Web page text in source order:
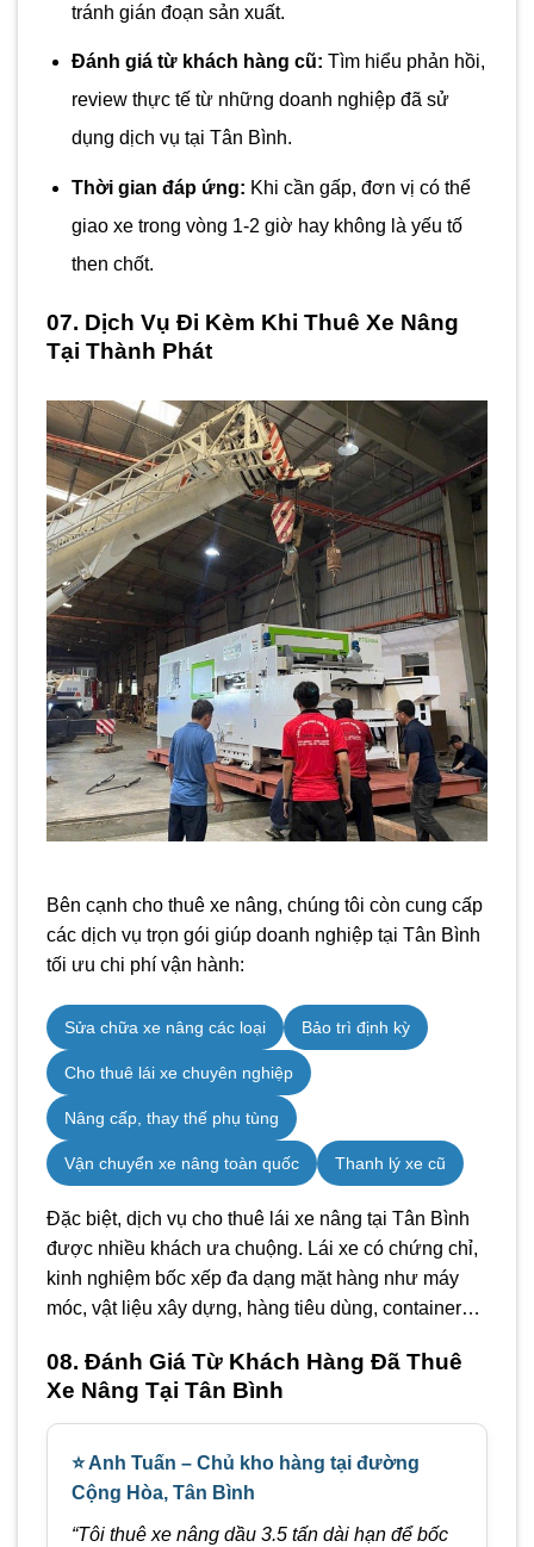
tránh gián đoạn sản xuất.
Đánh giá từ khách hàng cũ: Tìm hiểu phản hồi,
review thực tế từ những doanh nghiệp đã sử
dụng dịch vụ tại Tân Bình.
Thời gian đáp ứng: Khi cần gấp, đơn vị có thể
giao xe trong vòng 1-2 giờ hay không là yếu tố
then chốt.
07. Dịch Vụ Đi Kèm Khi Thuê Xe Nâng
Tại Thành Phát
Bên cạnh cho thuê xe nâng, chúng tôi còn cung cấp
các dịch vụ trọn gói giúp doanh nghiệp tại Tân Bình
tối ưu chi phí vận hành:
Sửa chữa xe nâng các loại Bảo trì định kỳ
Cho thuê lái xe chuyên nghiệp
Nâng cấp, thay thế phụ tùng
Vận chuyển xe nâng toàn quốc Thanh lý xe cũ
Đặc biệt, dịch vụ cho thuê lái xe nâng tại Tân Bình
được nhiều khách ưa chuộng. Lái xe có chứng chỉ,
kinh nghiệm bốc xếp đa dạng mặt hàng như máy
móc, vật liệu xây dựng, hàng tiêu dùng, container…
08. Đánh Giá Từ Khách Hàng Đã Thuê
Xe Nâng Tại Tân Bình
⭐ Anh Tuấn – Chủ kho hàng tại đường
Cộng Hòa, Tân Bình
“Tôi thuê xe nâng dầu 3.5 tấn dài hạn để bốc